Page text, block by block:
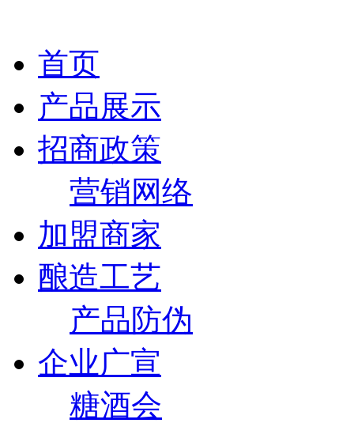
首页
产品展示
招商政策
营销网络
加盟商家
酿造工艺
产品防伪
企业广宣
糖酒会